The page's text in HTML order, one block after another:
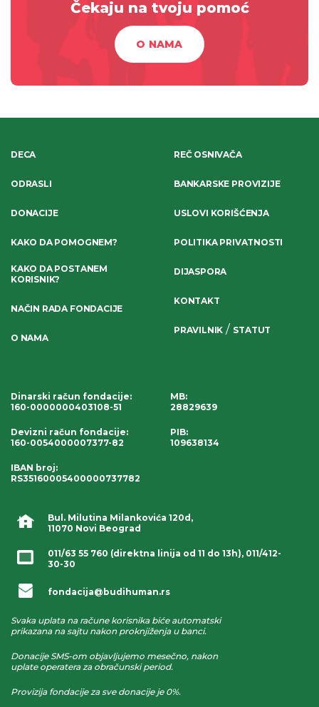
Čekaju na tvoju pomoć
O NAMA
Bul. Milutina Milankovića 120d,
11070 Novi Beograd
011/63 55 760 (direktna linija od 11 do 13h), 011/412-
30-30
fondacija@budihuman.rs
Svaka uplata na račune korisnika biće automatski
prikazana na sajtu nakon proknjiženja u banci.
Donacije SMS-om objavljujemo mesečno, nakon
uplate operatera za obračunski period.
Provizija fondacije za sve donacije je 0%.
DECA
ODRASLI
DONACIJE
KAKO DA POMOGNEM?
KAKO DA POSTANEM
KORISNIK?
NAČIN RADA FONDACIJE
O NAMA
REČ OSNIVAČA
BANKARSKE PROVIZIJE
USLOVI KORIŠĆENJA
POLITIKA PRIVATNOSTI
DIJASPORA
KONTAKT
PRAVILNIK / STATUT
Dinarski račun fondacije:
160-0000000403108-51
Devizni račun fondacije:
160-0054000007377-82
IBAN broj:
RS35160005400000737782
MB:
28829639
PIB:
109638134